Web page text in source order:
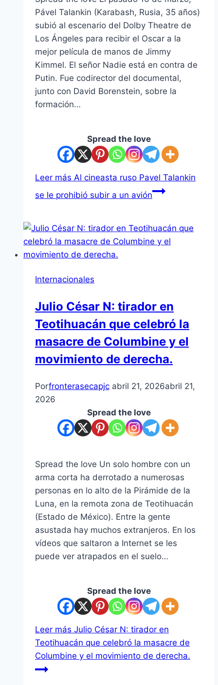
Pável Talankin (Karabash, Rusia, 35 años)
subió al escenario del Dolby Theatre de
Los Ángeles para recibir el Oscar a la
mejor película de manos de Jimmy
Kimmel. El señor Nadie está en contra de
Putin. Fue codirector del documental,
junto con David Borenstein, sobre la
formación…
Spread the love
Leer más Al cineasta ruso Pavel Talankin
se le prohibió subir a un avión
Internacionales
Julio César N: tirador en
Teotihuacán que celebró la
masacre de Columbine y el
movimiento de derecha.
Porfronterasecapjc abril 21, 2026abril 21,
2026
Spread the love
Spread the love Un solo hombre con un
arma corta ha derrotado a numerosas
personas en lo alto de la Pirámide de la
Luna, en la remota zona de Teotihuacán
(Estado de México). Entre la gente
asustada hay muchos extranjeros. En los
vídeos que saltaron a Internet se les
puede ver atrapados en el suelo…
Spread the love
Leer más Julio César N: tirador en
Teotihuacán que celebró la masacre de
Columbine y el movimiento de derecha.